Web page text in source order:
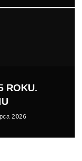
ROKU.
2026